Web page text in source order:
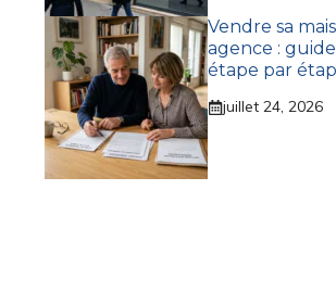
Vendre sa
agence :
étape par
juillet 24, 2026